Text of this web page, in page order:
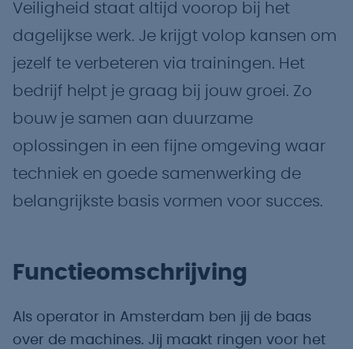
Veiligheid staat altijd voorop bij het
dagelijkse werk. Je krijgt volop kansen om
jezelf te verbeteren via trainingen. Het
bedrijf helpt je graag bij jouw groei. Zo
bouw je samen aan duurzame
oplossingen in een fijne omgeving waar
techniek en goede samenwerking de
belangrijkste basis vormen voor succes.
Functieomschrijving
Als operator in Amsterdam ben jij de baas
over de machines. Jij maakt ringen voor het